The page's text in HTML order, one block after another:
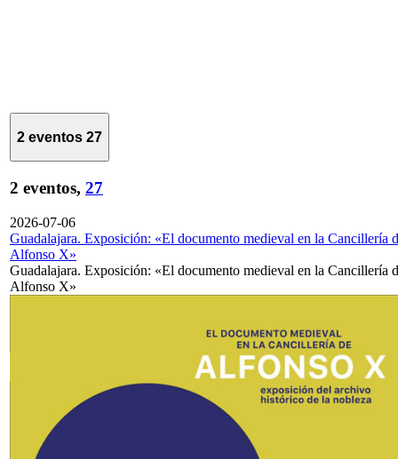
2 eventos 27
2 eventos, 27
2026-07-06
Guadalajara. Exposición: «El documento medieval en la Cancillería
Alfonso X»
Guadalajara. Exposición: «El documento medieval en la Cancillería
Alfonso X»